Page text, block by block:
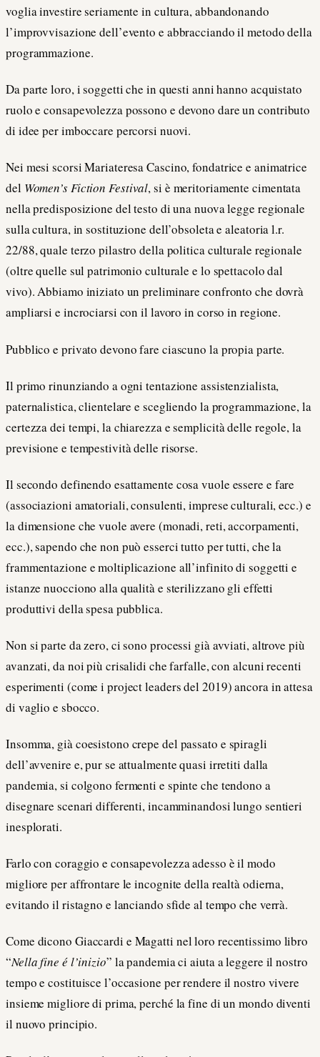
voglia investire seriamente in cultura, abbandonando
l’improvvisazione dell’evento e abbracciando il metodo della
programmazione.
Da parte loro, i soggetti che in questi anni hanno acquistato
ruolo e consapevolezza possono e devono dare un contributo
di idee per imboccare percorsi nuovi.
Nei mesi scorsi Mariateresa Cascino, fondatrice e animatrice
del Women’s Fiction Festival, si è meritoriamente cimentata
nella predisposizione del testo di una nuova legge regionale
sulla cultura, in sostituzione dell’obsoleta e aleatoria l.r.
22/88, quale terzo pilastro della politica culturale regionale
(oltre quelle sul patrimonio culturale e lo spettacolo dal
vivo). Abbiamo iniziato un preliminare confronto che dovrà
ampliarsi e incrociarsi con il lavoro in corso in regione.
Pubblico e privato devono fare ciascuno la propia parte.
Il primo rinunziando a ogni tentazione assistenzialista,
paternalistica, clientelare e scegliendo la programmazione, la
certezza dei tempi, la chiarezza e semplicità delle regole, la
previsione e tempestività delle risorse.
Il secondo definendo esattamente cosa vuole essere e fare
(associazioni amatoriali, consulenti, imprese culturali, ecc.) e
la dimensione che vuole avere (monadi, reti, accorpamenti,
ecc.), sapendo che non può esserci tutto per tutti, che la
frammentazione e moltiplicazione all’infinito di soggetti e
istanze nuocciono alla qualità e sterilizzano gli effetti
produttivi della spesa pubblica.
Non si parte da zero, ci sono processi già avviati, altrove più
avanzati, da noi più crisalidi che farfalle, con alcuni recenti
esperimenti (come i project leaders del 2019) ancora in attesa
di vaglio e sbocco.
Insomma, già coesistono crepe del passato e spiragli
dell’avvenire e, pur se attualmente quasi irretiti dalla
pandemia, si colgono fermenti e spinte che tendono a
disegnare scenari differenti, incamminandosi lungo sentieri
inesplorati.
Farlo con coraggio e consapevolezza adesso è il modo
migliore per affrontare le incognite della realtà odierna,
evitando il ristagno e lanciando sfide al tempo che verrà.
Come dicono Giaccardi e Magatti nel loro recentissimo libro
“Nella fine é l’inizio” la pandemia ci aiuta a leggere il nostro
tempo e costituisce l’occasione per rendere il nostro vivere
insieme migliore di prima, perché la fine di un mondo diventi
il nuovo principio.